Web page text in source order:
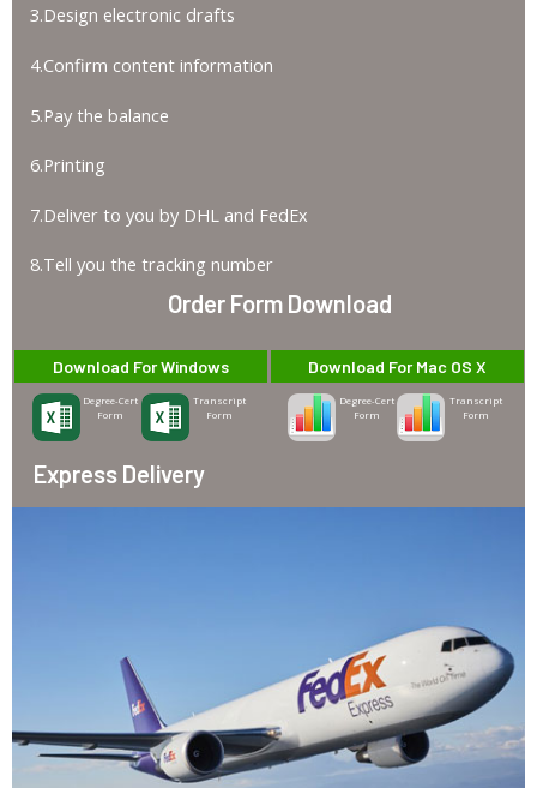
3.Design electronic drafts
4.Confirm content information
5.Pay the balance
6.Printing
7.Deliver to you by DHL and FedEx
8.Tell you the tracking number
Order Form Download
Download For Windows
Degree-Cert
Form
Transcript
Form
Download For Mac OS X
Degree-Cert
Form
Transcript
Form
Express Delivery